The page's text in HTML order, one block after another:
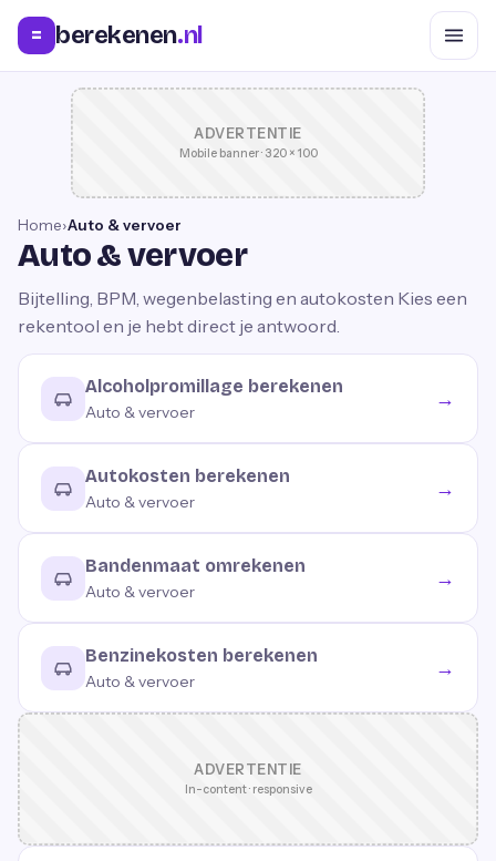
= berekenen.nl
ADVERTENTIE
Mobile banner · 320 × 100
Home›Auto & vervoer
Auto & vervoer
Bijtelling, BPM, wegenbelasting en autokosten Kies een
rekentool en je hebt direct je antwoord.
Alcoholpromillage berekenen
Auto & vervoer
→
Autokosten berekenen
Auto & vervoer
→
Bandenmaat omrekenen
Auto & vervoer
→
Benzinekosten berekenen
Auto & vervoer
→
ADVERTENTIE
In-content · responsive